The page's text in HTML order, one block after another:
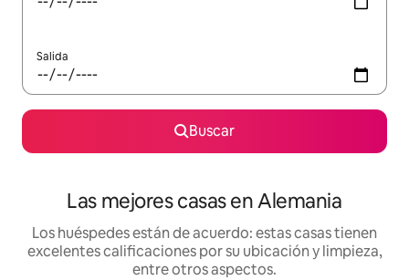
Salida
Buscar
Las mejores casas en Alemania
Los huéspedes están de acuerdo: estas casas tienen
excelentes calificaciones por su ubicación y limpieza,
entre otros aspectos.